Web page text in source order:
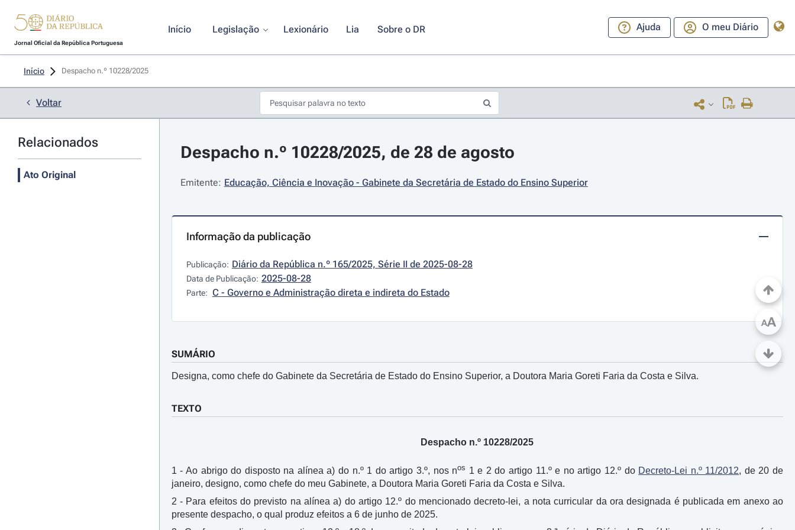
Jornal Oficial da República Portuguesa
Início Legislação Lexionário Lia Sobre o DR Ajuda O meu Diário
Início Despacho n.º 10228/2025
Voltar
Relacionados
Ato Original
Despacho n.º 10228/2025, de 28 de agosto
Emitente: Educação, Ciência e Inovação - Gabinete da Secretária de Estado do Ensino Superior
Informação da publicação
Publicação: Diário da República n.º 165/2025, Série II de 2025-08-28
Data de Publicação: 2025-08-28
Parte: C - Governo e Administração direta e indireta do Estado
SUMÁRIO
Designa, como chefe do Gabinete da Secretária de Estado do Ensino Superior, a Doutora Maria Goreti Faria da Costa e Silva.
TEXTO
Despacho n.º 10228/2025
1 - Ao abrigo do disposto na alínea a) do n.º 1 do artigo 3.º, nos nos 1 e 2 do artigo 11.º e no artigo 12.º do Decreto-Lei n.º 11/2012, de 20 de
janeiro, designo, como chefe do meu Gabinete, a Doutora Maria Goreti Faria da Costa e Silva.
2 - Para efeitos do previsto na alínea a) do artigo 12.º do mencionado decreto-lei, a nota curricular da ora designada é publicada em anexo ao
presente despacho, o qual produz efeitos a 6 de junho de 2025.
AA